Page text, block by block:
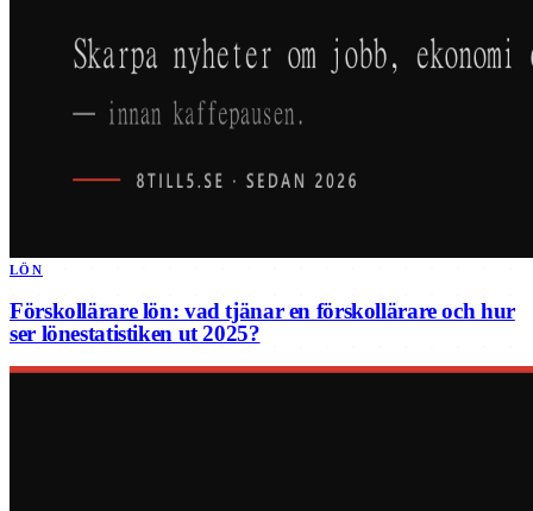
LÖN
Förskollärare lön: vad tjänar en förskollärare och hur
ser lönestatistiken ut 2025?